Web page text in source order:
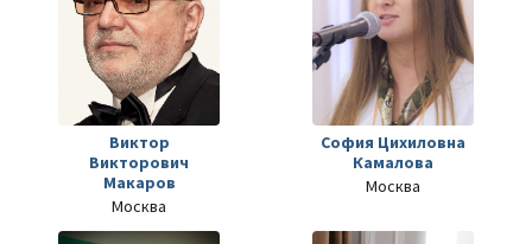
Виктор
Викторович
Макаров
Москва
София Цихиловна
Камалова
Москва